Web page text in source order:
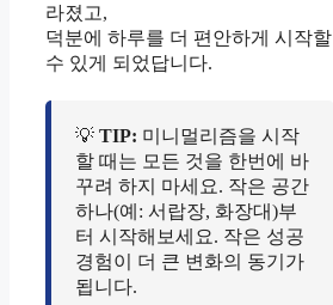
라졌고,
덕분에 하루를 더 편안하게 시작할
수 있게 되었답니다.
💡 TIP: 미니멀리즘을 시작
할 때는 모든 것을 한번에 바
꾸려 하지 마세요. 작은 공간
하나(예: 서랍장, 화장대)부
터 시작해보세요. 작은 성공
경험이 더 큰 변화의 동기가
됩니다.